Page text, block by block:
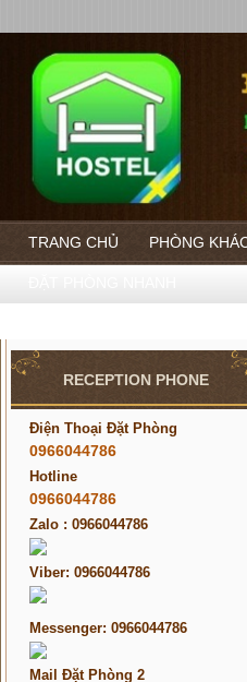
TRANG CHỦ PHÒNG
RECEPTION PHONE
Điện Thoại Đặt Phòng
0966044786
Hotline
0966044786
Zalo : 0966044786
Viber: 0966044786
Messenger: 0966044786
Mail Đặt Phòng 2